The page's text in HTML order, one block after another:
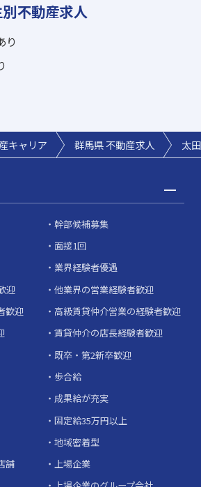
不動産求人
り
キャリア 群馬県 不動産求人 太
幹部候補募集
面接1回
業界経験者優遇
迎
他業界の営業経験者歓迎
歓迎
高級賃貸仲介営業の経験者歓迎
賃貸仲介の店長経験者歓迎
既卒・第2新卒歓迎
歩合給
成果給が充実
固定給35万円以上
地域密着型
舗
上場企業